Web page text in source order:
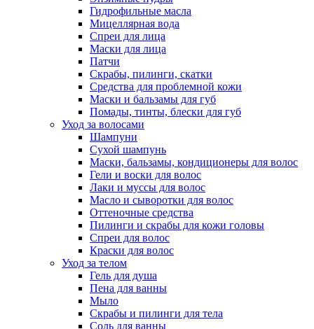
Гидрофильные масла
Мицеллярная вода
Спреи для лица
Маски для лица
Патчи
Скрабы, пилинги, скатки
Средства для проблемной кожи
Маски и бальзамы для губ
Помады, тинты, блески для губ
Уход за волосами
Шампуни
Сухой шампунь
Маски, бальзамы, кондиционеры для волос
Гели и воски для волос
Лаки и муссы для волос
Масло и сыворотки для волос
Оттеночные средства
Пилинги и скрабы для кожи головы
Спреи для волос
Краски для волос
Уход за телом
Гель для душа
Пена для ванны
Мыло
Скрабы и пилинги для тела
Соль для ванны